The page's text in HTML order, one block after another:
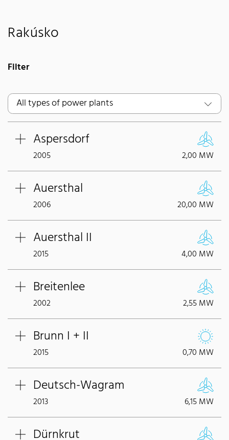
Rakúsko
Filter
Aspersdorf
2005 2,00 MW
Auersthal
2006 20,00 MW
Auersthal II
2015 4,00 MW
Breitenlee
2002 2,55 MW
Brunn I + II
2015 0,70 MW
Deutsch-Wagram
2013 6,15 MW
Dürnkrut